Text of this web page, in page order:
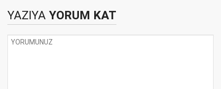
YAZIYA YORUM KAT